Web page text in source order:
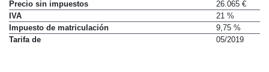
Precio sin impuestos
26.065 €
IVA
21 %
Impuesto de matriculación
9,75 %
Tarifa de
05/2019